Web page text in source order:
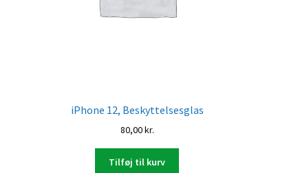
iPhone 12, Beskyttelsesglas
80,00kr.
Tilføj til kurv